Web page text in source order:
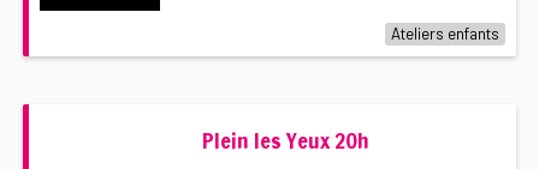
Ateliers enfants
Plein les Yeux 20h